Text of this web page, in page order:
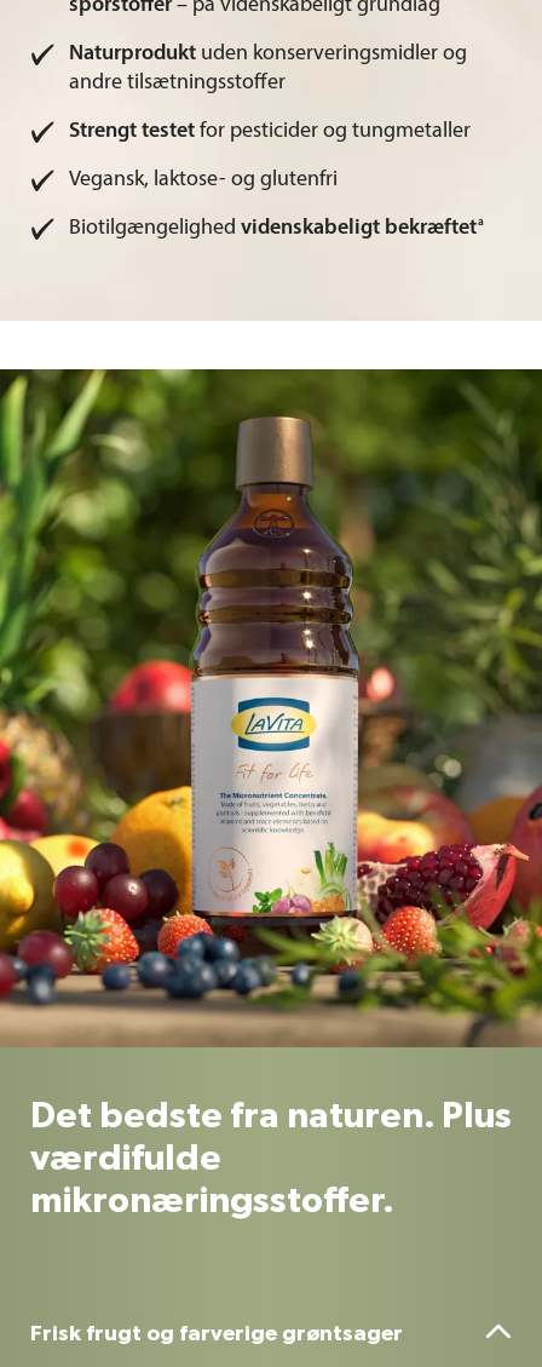
sporstoffer – på videnskabeligt grundlag
Naturprodukt uden konserveringsmidler og
andre tilsætningsstoffer
Strengt testet for pesticider og tungmetaller
Vegansk, laktose- og glutenfri
Biotilgængelighed videnskabeligt bekræfteta
Det bedste fra naturen. Plus
værdifulde
mikronæringsstoffer.
Frisk frugt og farverige grøntsager 